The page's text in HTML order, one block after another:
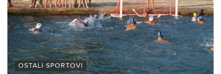
OSTALI SPORTOVI